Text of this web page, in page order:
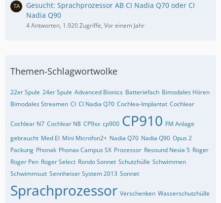
Gesucht: Sprachprozessor AB CI Nadia Q70 oder CI
Nadia Q90
4 Antworten, 1.920 Zugriffe, Vor einem Jahr
Themen-Schlagwortwolke
22er Spule 24er Spule Advanced Bionics Batteriefach Bimodales Hören
Bimodales Streamen CI CI Nadia Q70 Cochlea-Implantat Cochlear
Cochlear N7 Cochlear N8 CP9xx cp900 CP910 FM Anlage
gebraucht Med El Mini Microfon2+ Nadia Q70 Nadia Q90 Opus 2
Packung Phonak Phonax Campus SX Prozessor Resound Nexia 5 Roger
Roger Pen Roger Select Rondo Sonnet Schutzhülle Schwimmen
Schwimmsuit Sennheiser System 2013 Sonnet
Sprachprozessor Verschenken Wasserschutzhülle